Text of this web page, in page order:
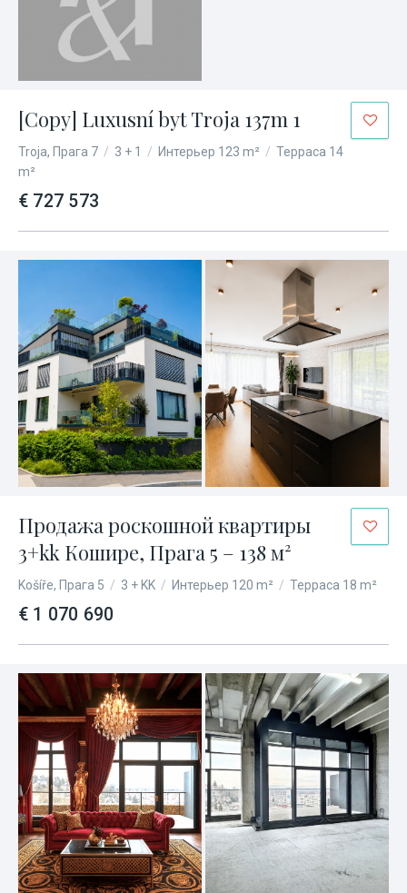
[Copy] Luxusní byt Troja 137m 1
Troja, Прага 7 / 3 + 1 / Интерьер 123 m² / Терраса 14
m²
€ 727 573
Продажа роскошной квартиры
3+kk Кошире, Прага 5 – 138 м²
Košíře, Прага 5 / 3 + KK / Интерьер 120 m² / Терраса 18 m²
€ 1 070 690